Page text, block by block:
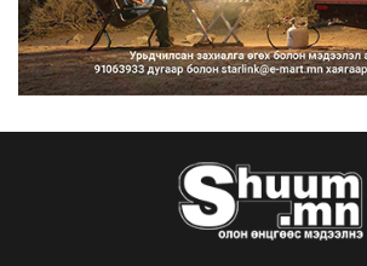
замналд түр хугац...
2026/08/07
Автомашины улсын дугаар сондгой
тоогоор төгссөн бо...